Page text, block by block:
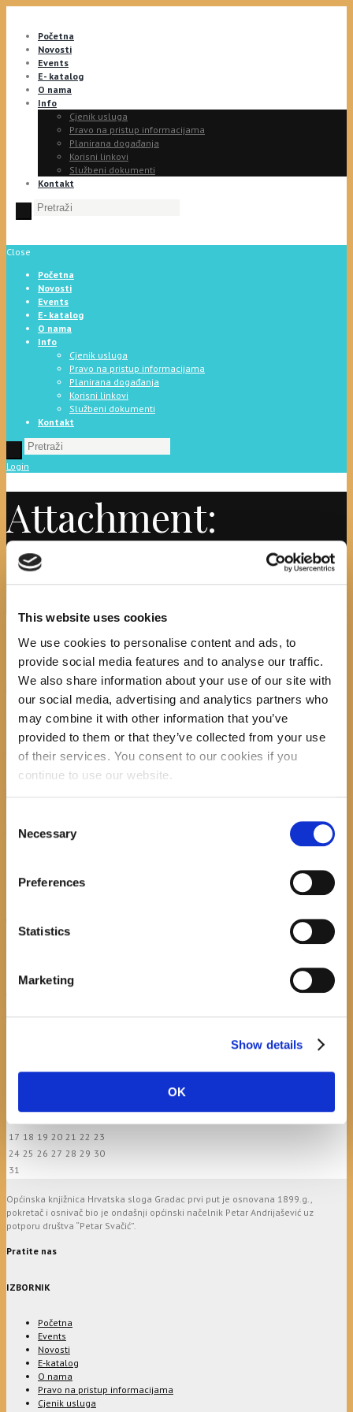
This website uses cookies
We use cookies to personalise content and ads, to
provide social media features and to analyse our traffic.
We also share information about your use of our site with
our social media, advertising and analytics partners who
may combine it with other information that you’ve
provided to them or that they’ve collected from your use
of their services. You consent to our cookies if you
continue to use our website.
Selection
Necessary
Preferences
Statistics
Marketing
Show details
OK
Početna
Novosti
Events
E- katalog
O nama
Info
Cjenik usluga
Pravo na pristup informacijama
Planirana događanja
Korisni linkovi
Službeni dokumenti
Kontakt
Close
Početna
Novosti
Events
E- katalog
O nama
Info
Cjenik usluga
Pravo na pristup informacijama
Planirana događanja
Korisni linkovi
Službeni dokumenti
Kontakt
Login
Attachment:
Izvješće 2019.
Izvješće 2019.
Previous item
izjava o nepostojanju...
No image description ...
Search
recent posts
Promocija zbirke pjesama "Iz staračkog domau Makarskoj"-poshumno
Tihorad Mijo Bartulović
Javni natječaj za imenovanje ravnatelja/ravnateljice Općinske knjižnice
calendar
T W T F S S
17 18 19 20 21 22 23
24 25 26 27 28 29 30
31
Općinska knjižnica Hrvatska sloga Gradac prvi put je osnovana 1899.g.,
pokretač i osnivač bio je ondašnji općinski načelnik Petar Andrijašević uz
potporu društva “Petar Svačić”.
Pratite nas
IZBORNIK
Početna
Events
Novosti
E-katalog
O nama
Pravo na pristup informacijama
Cjenik usluga